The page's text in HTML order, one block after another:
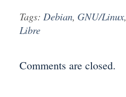
Tags: Debian, GNU/Linux,
Libre
Comments are closed.